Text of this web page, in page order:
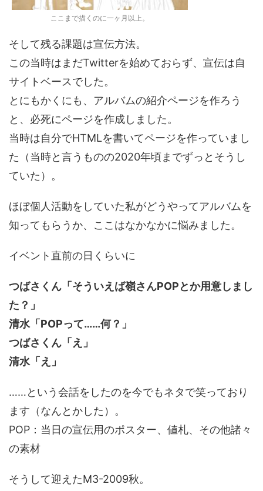
ここまで描くのに一ヶ月以上。
そして残る課題は宣伝方法。
この当時はまだTwitterを始めておらず、宣伝は自
サイトベースでした。
とにもかくにも、アルバムの紹介ページを作ろう
と、必死にページを作成しました。
当時は自分でHTMLを書いてページを作っていまし
た（当時と言うものの2020年頃までずっとそうし
ていた）。
ほぼ個人活動をしていた私がどうやってアルバムを
知ってもらうか、ここはなかなかに悩みました。
イベント直前の日くらいに
つばさくん「そういえば嶺さんPOPとか用意しまし
た？」
清水「POPって……何？」
つばさくん「え」
清水「え」
……という会話をしたのを今でもネタで笑っており
ます（なんとかした）。
POP：当日の宣伝用のポスター、値札、その他諸々
の素材
そうして迎えたM3-2009秋。